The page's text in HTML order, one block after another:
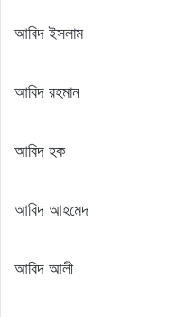
আবিদ ইসলাম
আবিদ রহমান
আবিদ হক
আবিদ আহমেদ
আবিদ আলী